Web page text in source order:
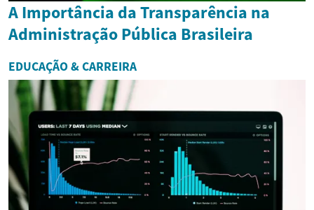
A Importância da Transparência na
Administração Pública Brasileira
EDUCAÇÃO & CARREIRA